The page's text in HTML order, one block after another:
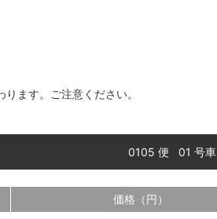
ます。ご注意ください。
0105 便 01 号車
価格（円）